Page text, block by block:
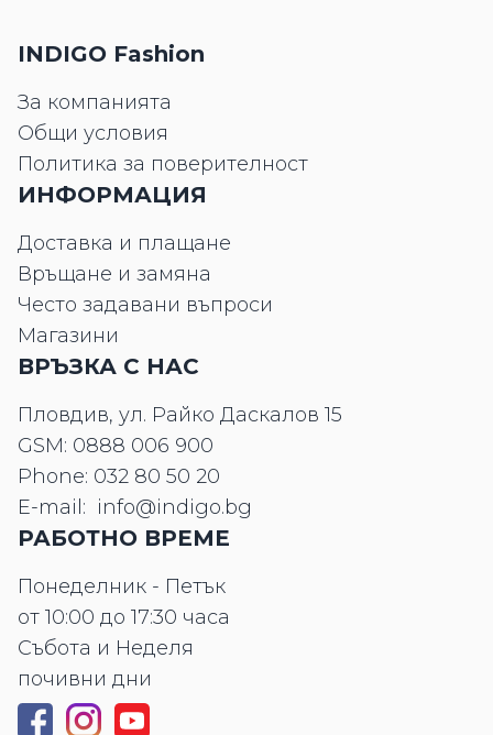
INDIGO Fashion
За компанията
Общи условия
Политика за поверителност
ИНФОРМАЦИЯ
Доставка и плащане
Връщане и замяна
Често задавани въпроси
Магазини
ВРЪЗКА С НАС
Пловдив, ул. Райко Даскалов 15
GSM: 0888 006 900
Phone: 032 80 50 20
E-mail: info@indigo.bg
РАБОТНО ВРЕМЕ
Понеделник - Петък
от 10:00 до 17:30 часа
Събота и Неделя
почивни дни